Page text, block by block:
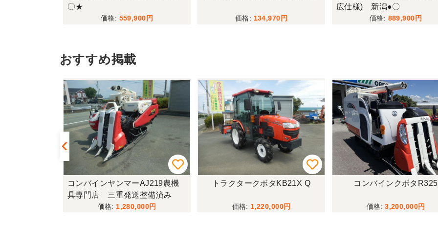
〇★
559,900 134,970
広仕様) 新潟●〇
889,900
おすすめ掲載
コンバインヤンマーAJ219農機
具専門店 三重発送整備済み
1,280,000
トラクタークボタKB21X Q
1,220,000
コンバインクボタR325
3,200,000